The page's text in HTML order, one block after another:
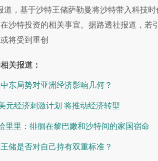
，基于沙特王储萨勒曼将沙特带入科技
沙特投资的相关事宜。据路透社报道，若
将受到重创
关报道：
东局势对亚洲经济影响几何？
元经济刺激计划 将推动经济转型
里里：徘徊在黎巴嫩和沙特间的家国宿命
储是否对自己持有双重标准？